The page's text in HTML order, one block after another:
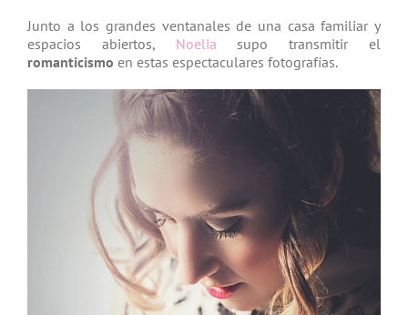
Junto a los grandes ventanales de una casa familiar y
espacios abiertos, Noelia supo transmitir el
romanticismo en estas espectaculares fotografías.